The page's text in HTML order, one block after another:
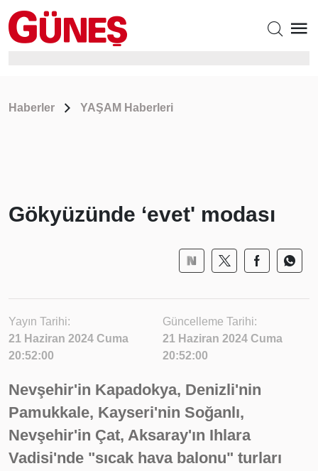
Haberler YAŞAM Haberleri
Gökyüzünde ‘evet' modası
Yayın Tarihi:
21 Haziran 2024 Cuma
20:52:00
Güncelleme Tarihi:
21 Haziran 2024 Cuma
20:52:00
Nevşehir'in Kapadokya, Denizli'nin
Pamukkale, Kayseri'nin Soğanlı,
Nevşehir'in Çat, Aksaray'ın Ihlara
Vadisi'nde "sıcak hava balonu" turları